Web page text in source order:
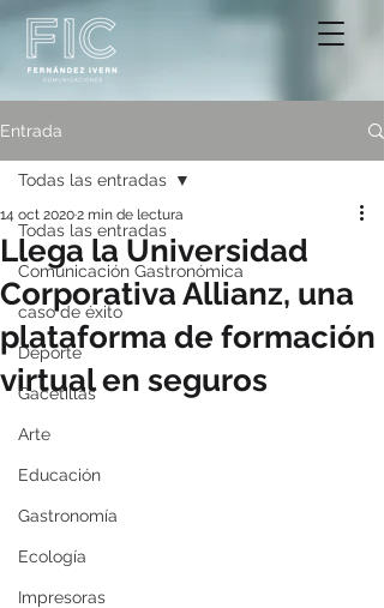
Entrada
Todas las entradas
Comunicación Gastronómica
caso de éxito
Deporte
Gacetillas
Arte
Educación
Gastronomía
Ecología
Impresoras
Todas las entradas
Llega la Universidad
Corporativa Allianz, una
plataforma de formación
virtual en seguros
14 oct 20202 min de lectura